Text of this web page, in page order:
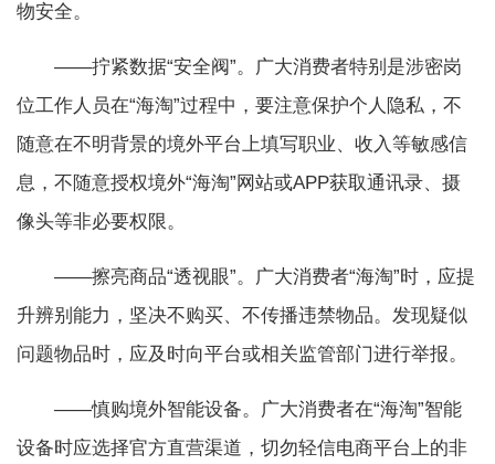
物安全。
——拧紧数据“安全阀”。广大消费者特别是涉密岗
位工作人员在“海淘”过程中，要注意保护个人隐私，不
随意在不明背景的境外平台上填写职业、收入等敏感信
息，不随意授权境外“海淘”网站或APP获取通讯录、摄
像头等非必要权限。
——擦亮商品“透视眼”。广大消费者“海淘”时，应提
升辨别能力，坚决不购买、不传播违禁物品。发现疑似
问题物品时，应及时向平台或相关监管部门进行举报。
——慎购境外智能设备。广大消费者在“海淘”智能
设备时应选择官方直营渠道，切勿轻信电商平台上的非